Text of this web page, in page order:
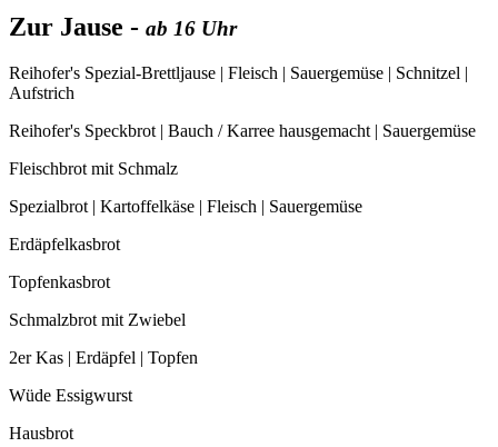
Zur Jause - ab 16 Uhr
Reihofer's Spezial-Brettljause | Fleisch | Sauergemüse | Schnitzel |
Aufstrich
Reihofer's Speckbrot | Bauch / Karree hausgemacht | Sauergemüse
Fleischbrot mit Schmalz
Spezialbrot | Kartoffelkäse | Fleisch | Sauergemüse
Erdäpfelkasbrot
Topfenkasbrot
Schmalzbrot mit Zwiebel
2er Kas | Erdäpfel | Topfen
Wüde Essigwurst
Hausbrot